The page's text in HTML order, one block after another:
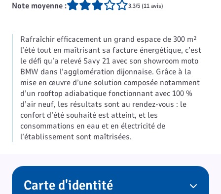
Note moyenne : 3.3/5 (11 avis)
Rafraîchir efficacement un grand espace de 300 m²
l’été tout en maîtrisant sa facture énergétique, c’est
le défi qu’a relevé Savy 21 avec son showroom moto
BMW dans l’agglomération dijonnaise. Grâce à la
mise en œuvre d’une solution composée notamment
d’un rooftop adiabatique fonctionnant avec 100 %
d’air neuf, les résultats sont au rendez-vous : le
confort d’été souhaité est atteint, et les
consommations en eau et en électricité de
l’établissement sont maîtrisées.
Carte d'identité